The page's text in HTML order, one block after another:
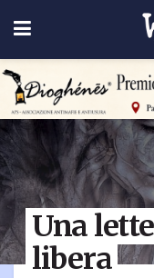
Una
libera